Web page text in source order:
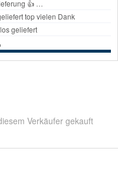
Verkäufer gekauft